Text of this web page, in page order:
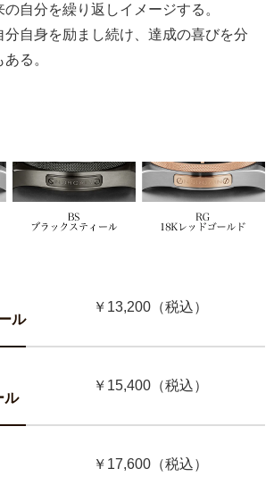
自分を繰り返しイメージする。
分自身を励まし続け、達成の喜びを分
る。
ル
￥13,200（税込）
ル
￥15,400（税込）
￥17,600（税込）